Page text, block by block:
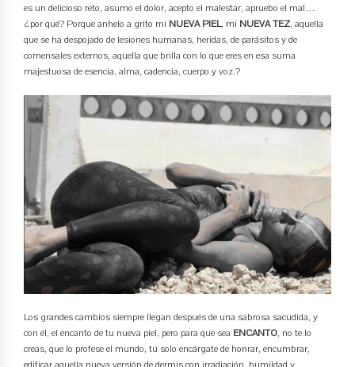
es un delicioso reto, asumo el dolor, acepto el malestar, apruebo el mal…
¿por qué? Porque anhelo a grito mi NUEVA PIEL, mi NUEVA TEZ, aquella
que se ha despojado de lesiones humanas, heridas, de parásitos y de
comensales externos, aquella que brilla con lo que eres en esa suma
majestuosa de esencia, alma, cadencia, cuerpo y voz.?
Los grandes cambios siempre llegan después de una sabrosa sacudida, y
con él, el encanto de tu nueva piel, pero para que sea ENCANTO, no te lo
creas, que lo profese el mundo, tú solo encárgate de honrar, encumbrar,